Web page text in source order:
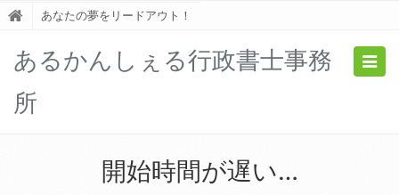
あなたの夢をリードアウト！
あるかんしぇる行政書士事務
所
開始時間が遅い…